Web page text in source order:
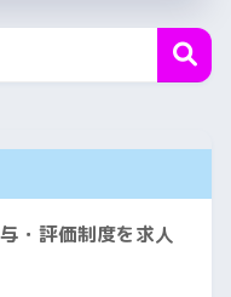
・評価制度を求人